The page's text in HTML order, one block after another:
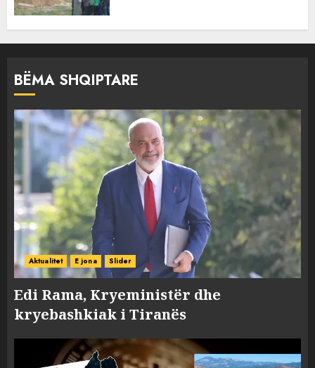
BËMA SHQIPTARE
Aktualitet E jona Slider
Edi Rama, Kryeministër dhe
kryebashkiak i Tiranës